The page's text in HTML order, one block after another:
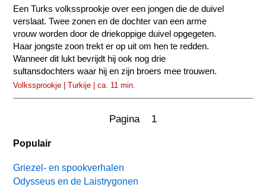
Een Turks volkssprookje over een jongen die de duivel
verslaat. Twee zonen en de dochter van een arme
vrouw worden door de driekoppige duivel opgegeten.
Haar jongste zoon trekt er op uit om hen te redden.
Wanneer dit lukt bevrijdt hij ook nog drie
sultansdochters waar hij en zijn broers mee trouwen.
Volkssprookje | Turkije | ca. 11 min.
Pagina 1
Populair
Griezel- en spookverhalen
Odysseus en de Laistrygonen